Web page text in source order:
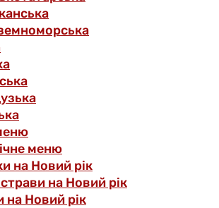
меню
на Новий рік
страви на Новий рік
на Новий рік